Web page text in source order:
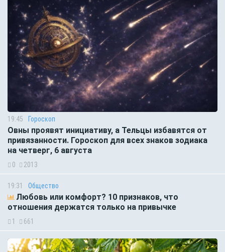
19:45 Гороскоп
Овны проявят инициативу, а Тельцы избавятся от
привязанности. Гороскоп для всех знаков зодиака
на четверг, 6 августа
0 2013
19:31 Общество
Любовь или комфорт? 10 признаков, что
отношения держатся только на привычке
1 661